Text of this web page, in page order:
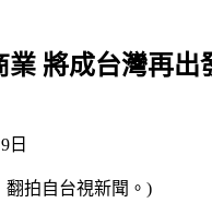
業 將成台灣再出
日